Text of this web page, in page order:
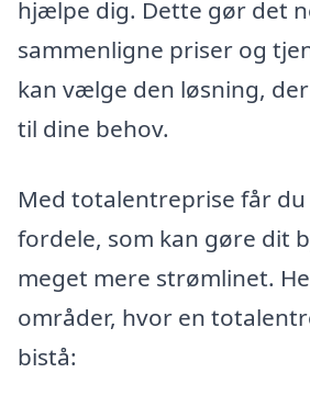
hjælpe dig. Dette gør det
sammenligne priser og
kan vælge den løsning,
til dine behov.
Med totalentreprise får
fordele, som kan gøre dit
meget mere strømlinet.
områder, hvor en
bistå: